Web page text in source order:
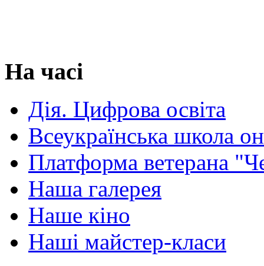
На часі
Дія. Цифрова освіта
Всеукраїнська школа
Платформа ветерана
Наша галерея
Наше кіно
Наші майстер-класи